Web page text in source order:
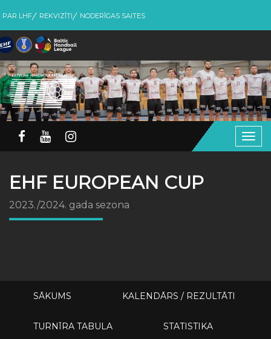
PAR LHF REKVIZĪTI NODERĪGAS SAITES
EHF EUROPEAN CUP
2023./2024. gada sezona
SĀKUMS KALENDĀRS / REZULTĀTI
TURNĪRA TABULA STATISTIKA